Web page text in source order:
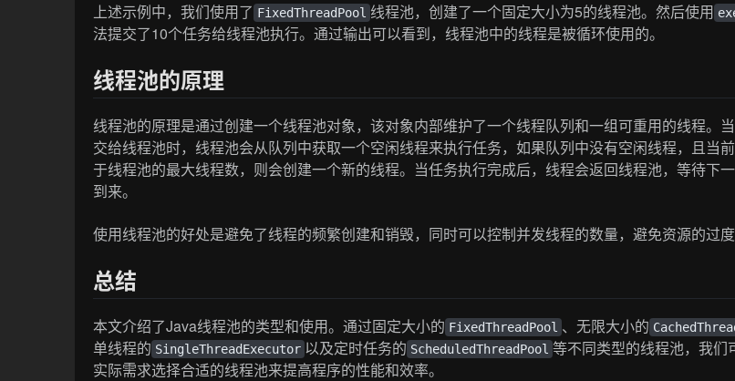
上述示例中，我们使用了 FixedThreadPool 线程池，创建了一个固定大小为5的线程池。然后使用
法提交了10个任务给线程池执行。通过输出可以看到，线程池中的线程是被循环使用的。
线程池的原理
线程池的原理是通过创建一个线程池对象，该对象内部维护了一个线程队列和一组可重用的线程。
交给线程池时，线程池会从队列中获取一个空闲线程来执行任务，如果队列中没有空闲线程，且当
于线程池的最大线程数，则会创建一个新的线程。当任务执行完成后，线程会返回线程池，等待下
到来。
使用线程池的好处是避免了线程的频繁创建和销毁，同时可以控制并发线程的数量，避免资源的过度
总结
本文介绍了Java线程池的类型和使用。通过固定大小的 FixedThreadPool 、无限大小的
单线程的 SingleThreadExecutor 以及定时任务的 ScheduledThreadPool 等不同类型的线程池，我们
实际需求选择合适的线程池来提高程序的性能和效率。